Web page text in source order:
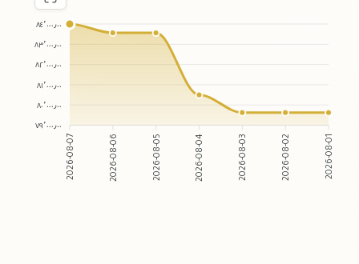
٨٤٬٠٠٠٫٠٠
٨٣٬٠٠٠٫٠٠
٨٢٬٠٠٠٫٠٠
٨١٬٠٠٠٫٠٠
٨٠٬٠٠٠٫٠٠
٧٩٬٠٠٠٫٠٠
2026-08-07 2026-08-06 2026-08-05 2026-08-04 2026-08-03 2026-08-02 2026-08-01